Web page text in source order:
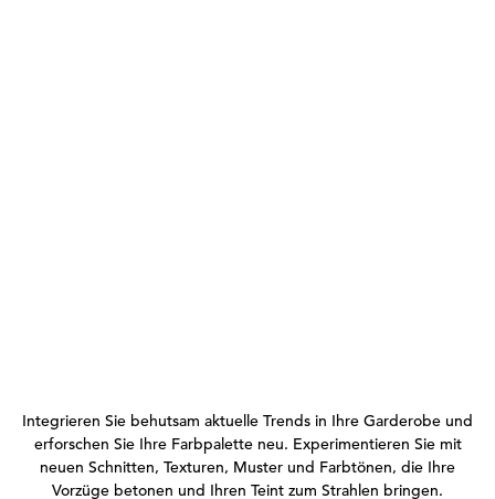
Integrieren Sie behutsam aktuelle Trends in Ihre Garderobe und
erforschen Sie Ihre Farbpalette neu. Experimentieren Sie mit
neuen Schnitten, Texturen, Muster und Farbtönen, die Ihre
Vorzüge betonen und Ihren Teint zum Strahlen bringen.